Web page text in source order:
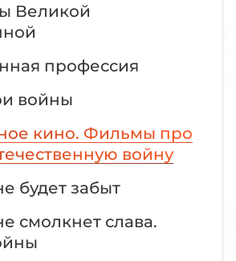
Великой
профессия
войны
кино. Фильмы про
войну
будет забыт
смолкнет слава.